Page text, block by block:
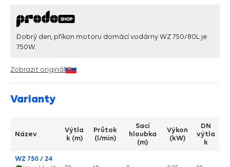
Dobrý den, příkon motoru domácí vodárny WZ 750/80L je
750W.
Zobrazit originál
Varianty
Název
Výtla
k (m)
Průtok
(l/min)
Sací
hloubka
(m)
Výkon
(kW)
DN
výtla
k
WZ 750 / 24